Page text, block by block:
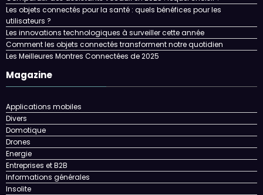
Les objets connectés pour la santé : quels bénéfices pour les
utilisateurs ?
Les innovations technologiques à surveiller cette année
Comment les objets connectés transforment notre quotidien
Les Meilleures Montres Connectées de 2025
Magazine
Applications mobiles
Divers
Domotique
Drones
Energie
Entreprises et B2B
Informations générales
Insolite